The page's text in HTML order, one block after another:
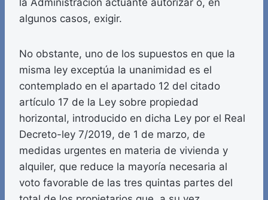
la Administración actuante autorizar o, en
algunos casos, exigir.
No obstante, uno de los supuestos en que la
misma ley exceptúa la unanimidad es el
contemplado en el apartado 12 del citado
artículo 17 de la Ley sobre propiedad
horizontal, introducido en dicha Ley por el Real
Decreto-ley 7/2019, de 1 de marzo, de
medidas urgentes en materia de vivienda y
alquiler, que reduce la mayoría necesaria al
voto favorable de las tres quintas partes del